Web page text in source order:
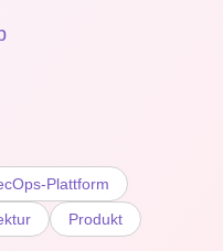
Plattform
Produkt